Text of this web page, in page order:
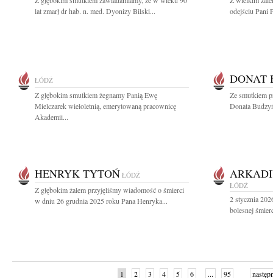
lat zmarł dr hab. n. med. Dyonizy Bilski...
odejściu Pani
ŁÓDŹ
Z głębokim smutkiem żegnamy Panią Ewę
Mielczarek wieloletnią, emerytowaną pracownicę
Akademii...
DONAT
Ze smutkiem
Donata
HENRYK TYTOŃ ŁÓDŹ
Z głębokim żalem przyjęliśmy wiadomość o śmierci
w dniu 26 grudnia 2025 roku Pana Henryka...
ŁÓDŹ
2 stycznia
bolesnej
1 2 3 4 5 6 ... 95